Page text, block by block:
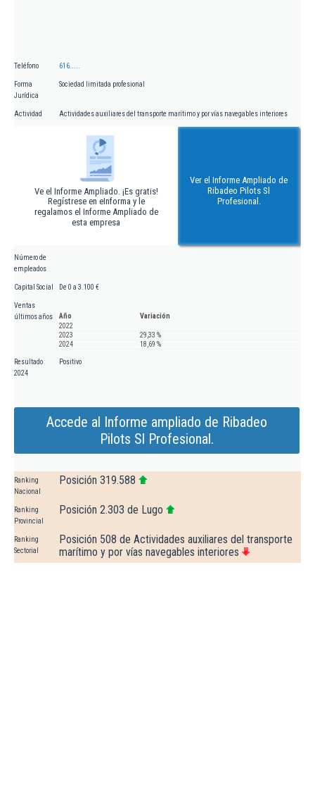
Teléfono 616.....
Forma
Jurídica
Sociedad limitada profesional
Actividad Actividades auxiliares del transporte marítimo y por vías navegables interiores
Ve el Informe Ampliado. ¡Es gratis!
Regístrese en eInforma y le
regalamos el Informe Ampliado de
esta empresa
Ver el Informe Ampliado de
Ribadeo Pilots Sl
Profesional.
Número de
empleados
Capital Social De 0 a 3.100 €
Ventas
últimos años
Año
Variación
2022
2023
29,33 %
2024
18,69 %
Resultado
2024
Positivo
Accede al Informe ampliado de Ribadeo
Pilots Sl Profesional.
Ranking
Nacional
Posición 319.588
Ranking
Provincial
Posición 2.303 de Lugo
Ranking
Sectorial
Posición 508 de Actividades auxiliares del transporte
marítimo y por vías navegables interiores